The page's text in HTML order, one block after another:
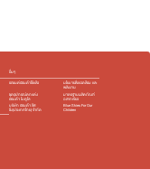
อื่นๆ
รถยนต์ฮอนด้าใช้แล้ว
นโยบายสิ่งแวดล้อม และ
พลังงาน
ชุดอุปกรณ์ตกแต่ง​
ฮอนด้า โมดูโล
มาตรฐานผลิตภัณฑ์
ฉลากเขียว
บริษัท ฮอนด้า ลีส
ซิ่ง(ประเทศไทย) จำกัด
Blue Skies For Our
Children